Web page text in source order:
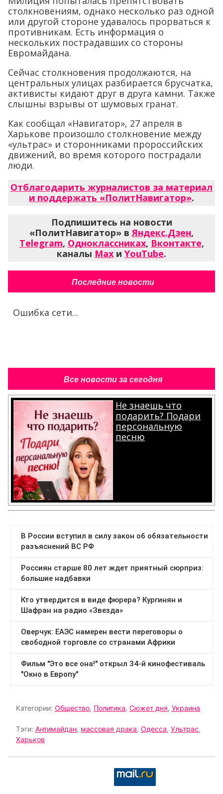
столкновениям, однако несколько раз одной
или другой стороне удавалось прорваться к
противникам. Есть информация о
нескольких пострадавших со стороны
Евромайдана.
Сейчас столкновения продолжаются, на
центральных улицах разбирается брусчатка,
активисты кидают друг в друга камни. Также
слышны взрывы от шумовых гранат.
Как сообщал «Навигатор», 27 апреля в
Харькове произошло столкновение между
«ультрас» и сторонниками пророссийских
движений, во время которого пострадали
люди.
Отблагодарить журналистов за материал
и поддержать «ПолитНавигатор».
Подпишитесь на новости
«ПолитНавигатор» в Яндекс.Дзен,
Telegram, Одноклассниках, Вконтакте,
каналы Max и YouTube.
Последние новости
Ошибка сети...
Все новости за сегодня
Не знаешь что
подарить? Подари
персональную
песню
.
Категории: Общество, Политика, Сюжет дня, Украина
Тэги: Антимайдан, массовая драка, Одесса, Ультрас,
Харьков